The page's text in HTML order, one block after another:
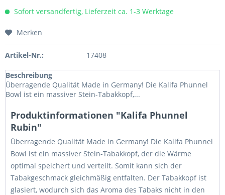
Sofort versandfertig, Lieferzeit ca. 1-3 Werktage
Merken
Artikel-Nr.: 17408
Beschreibung
Überragende Qualität Made in Germany! Die Kalifa Phunnel
Bowl ist ein massiver Stein-Tabakkopf,...
Produktinformationen "Kalifa Phunnel
Rubin"
Überragende Qualität Made in Germany! Die Kalifa Phunnel
Bowl ist ein massiver Stein-Tabakkopf, der die Wärme
optimal speichert und verteilt. Somit kann sich der
Tabakgeschmack gleichmäßig entfalten. Der Tabakkopf ist
glasiert, wodurch sich das Aroma des Tabaks nicht in den